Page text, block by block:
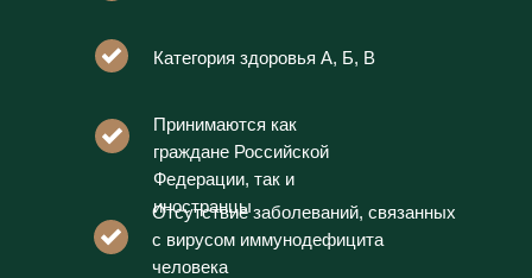
Принимаются как
граждане Российской
Федерации, так и
иностранцы
Категория здоровья А, Б, В
Отсутствие заболеваний, связанных
с вирусом иммунодефицита
человека